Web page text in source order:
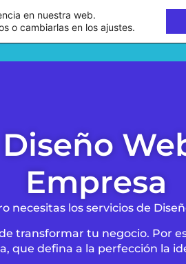
Web
Mejores web
Diseño Gáfico
Empresa
necesitas los servicios de
transformar tu negocio. Por
que defina a la perfección la
en nuestra web.
o cambiarlas en los ajustes.